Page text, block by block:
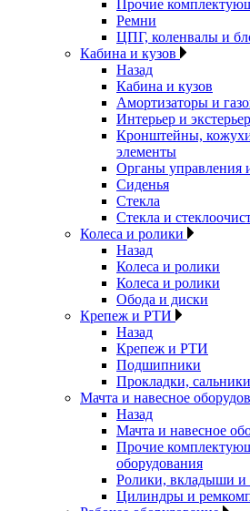
Прочие
Ремни
ЦПГ, коленвалы и
Кабина и кузов
Назад
Кабина и кузов
Амортизаторы и
Интерьер и экстерьер
Кронштейны,
элементы
Органы управления
Сиденья
Стекла
Стекла и
Колеса и ролики
Назад
Колеса и ролики
Колеса и ролики
Обода и диски
Крепеж и РТИ
Назад
Крепеж и РТИ
Подшипники
Прокладки,
Мачта и навесное
Назад
Мачта и навесное
Прочие
оборудования
Ролики, вкладыши и
Цилиндры и